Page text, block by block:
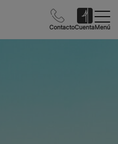
ContactoCuentaMenú